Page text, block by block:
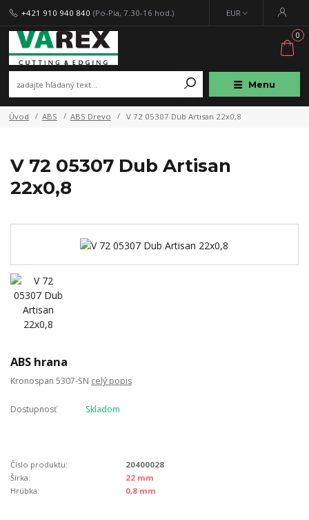
Menu
EUR
+421 910 940 840 (Po-Pia, 7.30-16 hod.)
0
Úvod ABS ABS Drevo V 72 05307 Dub Artisan 22x0,8
V 72 05307 Dub Artisan
22x0,8
ABS hrana
Kronospan 5307-SN celý popis
Dostupnosť Skladom
Číslo produktu:
20400028
Šírka:
22 mm
Hrúbka:
0,8 mm